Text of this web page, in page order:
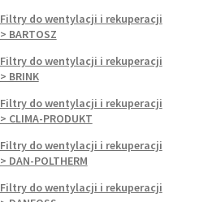
Filtry do wentylacji i rekuperacji
> BARTOSZ
Filtry do wentylacji i rekuperacji
> BRINK
Filtry do wentylacji i rekuperacji
> CLIMA-PRODUKT
Filtry do wentylacji i rekuperacji
> DAN-POLTHERM
Filtry do wentylacji i rekuperacji